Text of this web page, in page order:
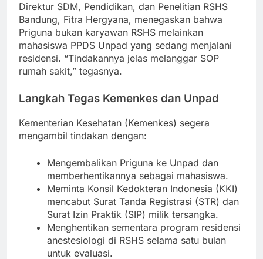
Direktur SDM, Pendidikan, dan Penelitian RSHS
Bandung, Fitra Hergyana, menegaskan bahwa
Priguna bukan karyawan RSHS melainkan
mahasiswa PPDS Unpad yang sedang menjalani
residensi. “Tindakannya jelas melanggar SOP
rumah sakit,” tegasnya.
Langkah Tegas Kemenkes dan Unpad
Kementerian Kesehatan (Kemenkes) segera
mengambil tindakan dengan:
Mengembalikan Priguna ke Unpad dan
memberhentikannya sebagai mahasiswa.
Meminta Konsil Kedokteran Indonesia (KKI)
mencabut Surat Tanda Registrasi (STR) dan
Surat Izin Praktik (SIP) milik tersangka.
Menghentikan sementara program residensi
anestesiologi di RSHS selama satu bulan
untuk evaluasi.